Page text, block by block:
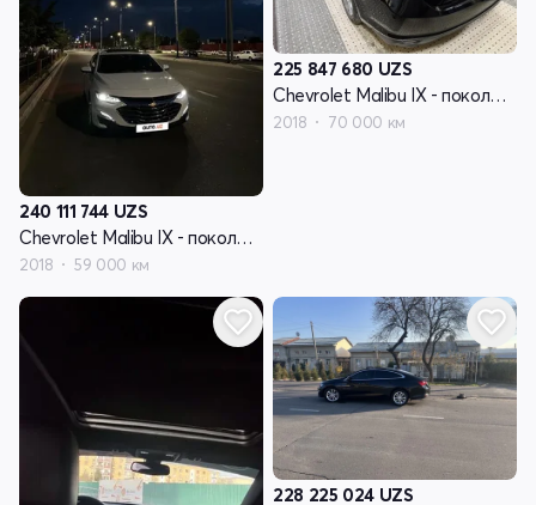
240 111 744 UZS
Chevrolet Malibu IX - поколение
2018 59 000 км
225 847 680 UZS
Chevrolet Malibu IX - поколение
2018 70 000 км
228 225 024 UZS